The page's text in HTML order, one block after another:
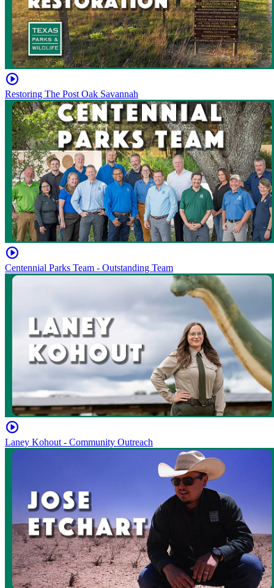
Restoring The Post Oak Savannah
Centennial Parks Team - Outstanding Team
Laney Kohout - Community Outreach